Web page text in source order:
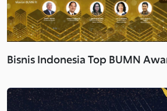
Bisnis Indonesia Top BUMN